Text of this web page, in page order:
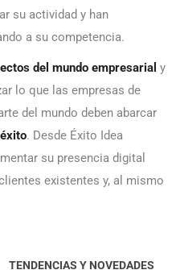
su actividad y han
a su competencia.
del mundo empresarial y
lo que las empresas de
del mundo deben abarcar
. Desde Éxito Idea
su presencia digital
existentes y, al mismo
TENDENCIAS Y NOVEDADES